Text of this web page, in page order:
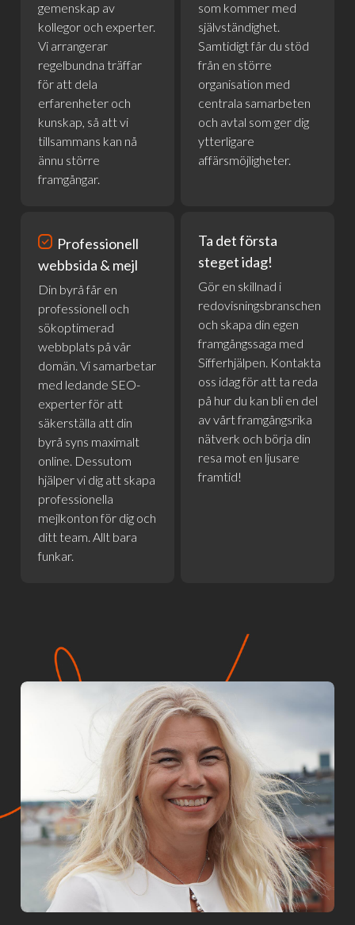
gemenskap av
kollegor och experter.
Vi arrangerar
regelbundna träffar
för att dela
erfarenheter och
kunskap, så att vi
tillsammans kan nå
ännu större
framgångar.
som kommer med
självständighet.
Samtidigt får du stöd
från en större
organisation med
centrala samarbeten
och avtal som ger dig
ytterligare
affärsmöjligheter.
priority Professionell
webbsida & mejl
Din byrå får en
professionell och
sökoptimerad
webbplats på vår
domän. Vi samarbetar
med ledande SEO-
experter för att
säkerställa att din
byrå syns maximalt
online. Dessutom
hjälper vi dig att skapa
professionella
mejlkonton för dig och
ditt team. Allt bara
funkar.
Ta det första
steget idag!
Gör en skillnad i
redovisningsbranschen
och skapa din egen
framgångssaga med
Sifferhjälpen. Kontakta
oss idag för att ta reda
på hur du kan bli en del
av vårt framgångsrika
nätverk och börja din
resa mot en ljusare
framtid!